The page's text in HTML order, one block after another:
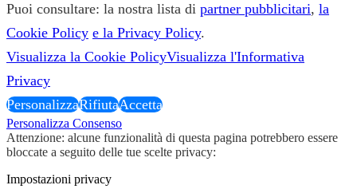
Puoi consultare: la nostra lista di partner pubblicitari, la
Cookie Policy e la Privacy Policy.
Visualizza la Cookie PolicyVisualizza l'Informativa
Privacy
PersonalizzaRifiutaAccetta
Personalizza Consenso
Attenzione: alcune funzionalità di questa pagina potrebbero essere
bloccate a seguito delle tue scelte privacy:
Impostazioni privacy